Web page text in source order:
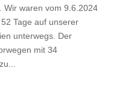
Wir waren vom 9.6.2024
Tage auf unserer
unterwegs. Der
mit 34